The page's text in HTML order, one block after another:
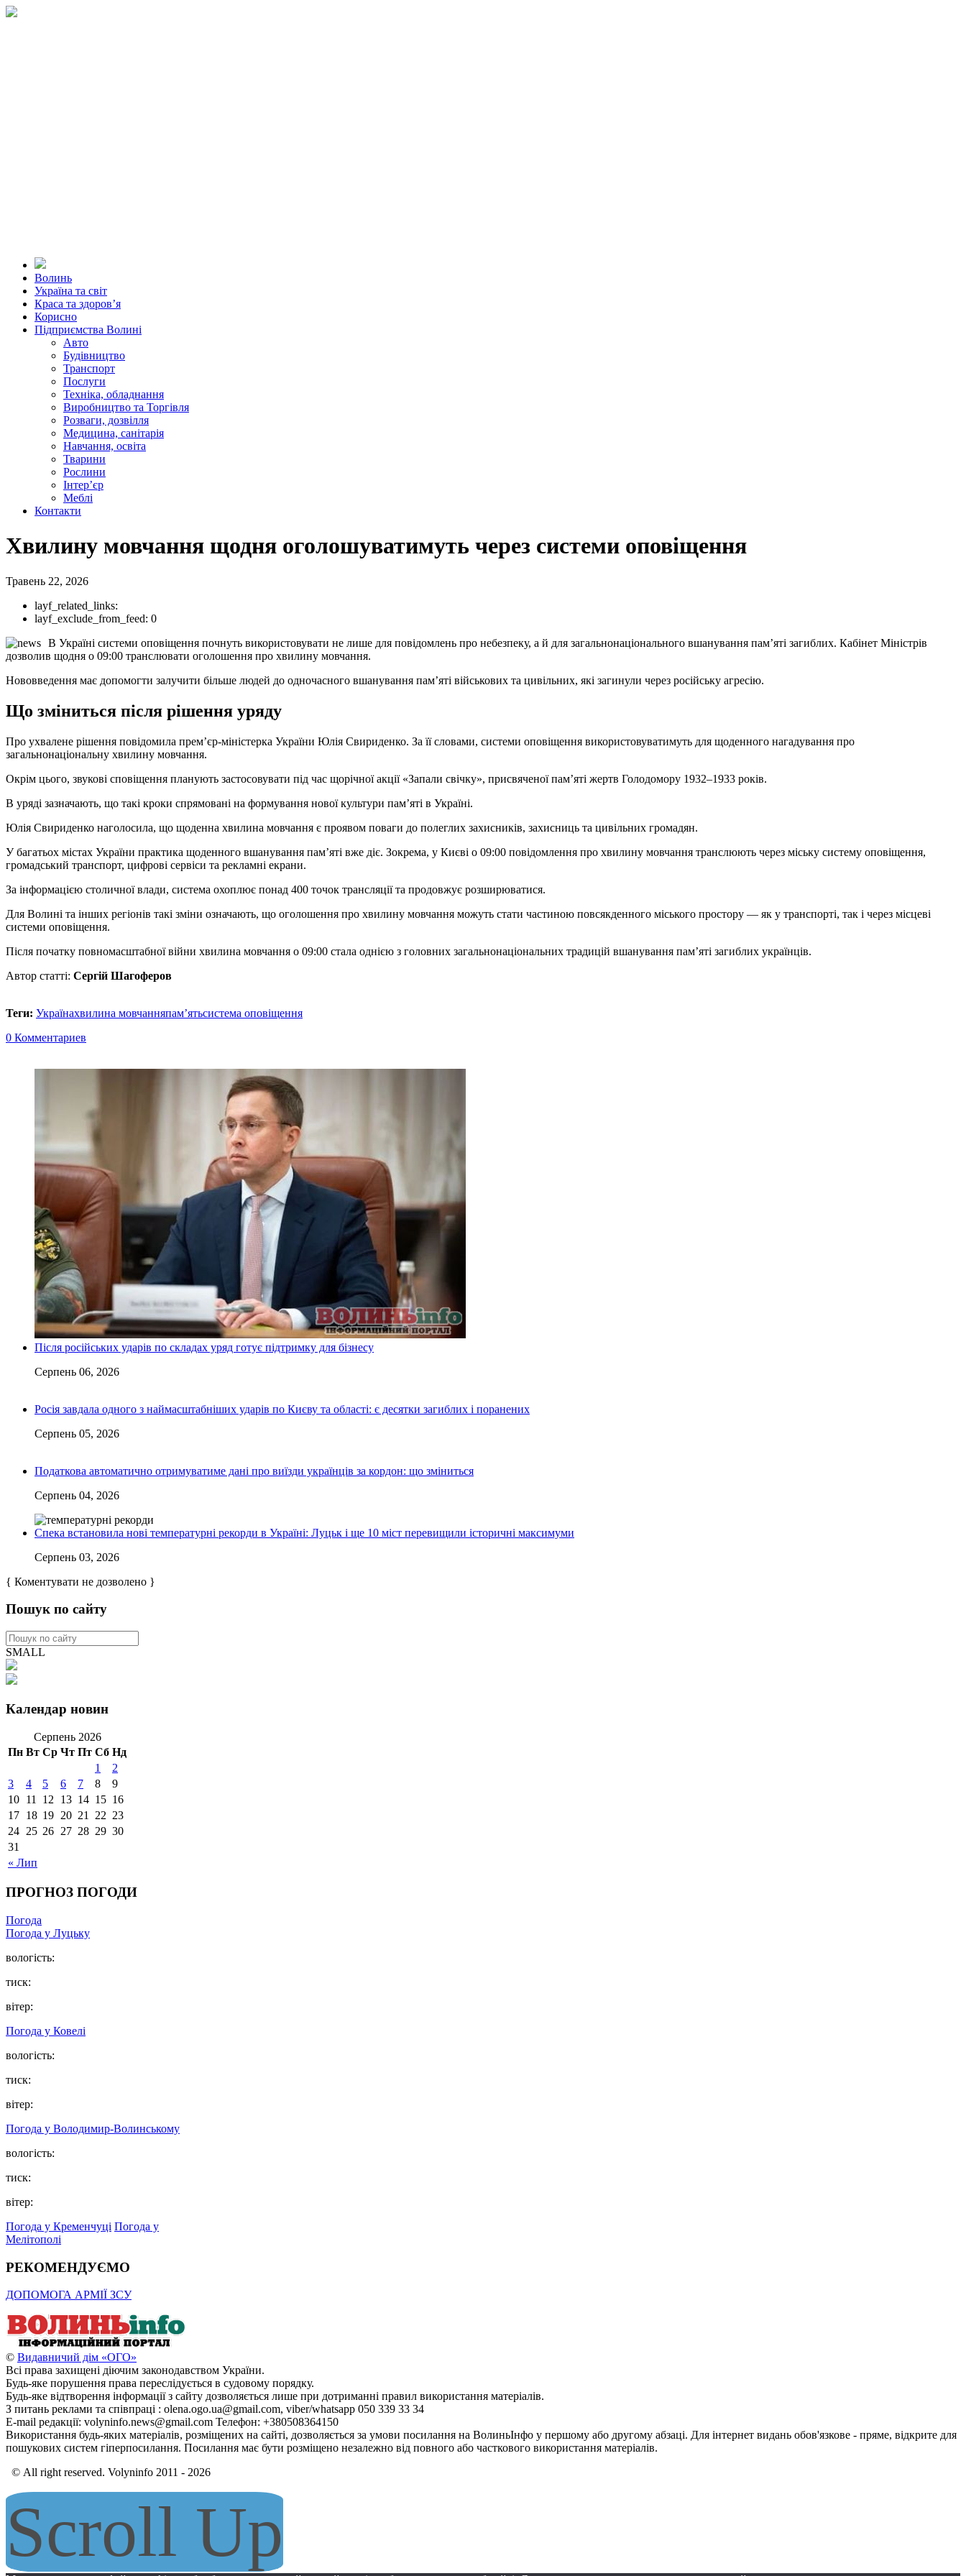
Волинь
Україна та світ
Краса та здоров’я
Корисно
Підприємства Волині
Авто
Будівництво
Транспорт
Послуги
Техніка, обладнання
Виробництво та Торгівля
Розваги, дозвілля
Медицина, санітарія
Навчання, освіта
Тварини
Рослини
Інтер’єр
Меблі
Контакти
Хвилину мовчання щодня оголошуватимуть через системи оповіщення
Травень 22, 2026
layf_related_links:
layf_exclude_from_feed: 0
В Україні системи оповіщення почнуть використовувати не лише для повідомлень про небезпеку, а й для загальнонаціонального вшанування пам’яті загиблих. Кабінет Міністрів
дозволив щодня о 09:00 транслювати оголошення про хвилину мовчання.
Нововведення має допомогти залучити більше людей до одночасного вшанування пам’яті військових та цивільних, які загинули через російську агресію.
Що зміниться після рішення уряду
Про ухвалене рішення повідомила прем’єр-міністерка України Юлія Свириденко. За її словами, системи оповіщення використовуватимуть для щоденного нагадування про
загальнонаціональну хвилину мовчання.
Окрім цього, звукові сповіщення планують застосовувати під час щорічної акції «Запали свічку», присвяченої пам’яті жертв Голодомору 1932–1933 років.
В уряді зазначають, що такі кроки спрямовані на формування нової культури пам’яті в Україні.
Юлія Свириденко наголосила, що щоденна хвилина мовчання є проявом поваги до полеглих захисників, захисниць та цивільних громадян.
У багатьох містах України практика щоденного вшанування пам’яті вже діє. Зокрема, у Києві о 09:00 повідомлення про хвилину мовчання транслюють через міську систему оповіщення,
громадський транспорт, цифрові сервіси та рекламні екрани.
За інформацією столичної влади, система охоплює понад 400 точок трансляції та продовжує розширюватися.
Для Волині та інших регіонів такі зміни означають, що оголошення про хвилину мовчання можуть стати частиною повсякденного міського простору — як у транспорті, так і через місцеві
системи оповіщення.
Після початку повномасштабної війни хвилина мовчання о 09:00 стала однією з головних загальнонаціональних традицій вшанування пам’яті загиблих українців.
Автор статті: Сергій Шагоферов
Теги: Українахвилина мовчанняпам’ятьсистема оповіщення
0 Комментариев
Після російських ударів по складах уряд готує підтримку для бізнесу
Серпень 06, 2026
Росія завдала одного з наймасштабніших ударів по Києву та області: є десятки загиблих і поранених
Серпень 05, 2026
Податкова автоматично отримуватиме дані про виїзди українців за кордон: що зміниться
Серпень 04, 2026
Спека встановила нові температурні рекорди в Україні: Луцьк і ще 10 міст перевищили історичні максимуми
Серпень 03, 2026
{ Коментувати не дозволено }
Пошук по сайту
SMALL
Календар новин
Серпень 2026
Пн Вт Ср Чт Пт Сб Нд
« Лип
1
2
3
4 5 6 7 8
9
10 11 12 13 14 15 16
17 18 19 20 21 22 23
24 25 26 27 28 29 30
31
ПРОГНОЗ ПОГОДИ
Погода
Погода у Луцьку
вологість:
тиск:
вітер:
Погода у Ковелі
вологість:
тиск:
вітер:
Погода у Володимир-Волинському
вологість:
тиск:
вітер:
Погода у Кременчуці Погода у
Мелітополі
РЕКОМЕНДУЄМО
ДОПОМОГА АРМІЇ ЗСУ
© Видавничий дім «ОГО»
Всі права захищені діючим законодавством України.
Будь-яке порушення права переслідується в судовому порядку.
Будь-яке відтворення інформації з сайту дозволяється лише при дотриманні правил використання матеріалів.
З питань реклами та співпраці : olena.ogo.ua@gmail.com, viber/whatsapp 050 339 33 34
E-mail редакції: volyninfo.news@gmail.com Телефон: +380508364150
Використання будь-яких матеріалів, розміщених на сайті, дозволяється за умови посилання на ВолиньІнфо у першому або другому абзаці. Для інтернет видань обов'язкове - пряме, відкрите для
пошукових систем гіперпосилання. Посилання має бути розміщено незалежно від повного або часткового використання матеріалів.
© All right reserved. Volyninfo 2011 - 2026
Scroll Up